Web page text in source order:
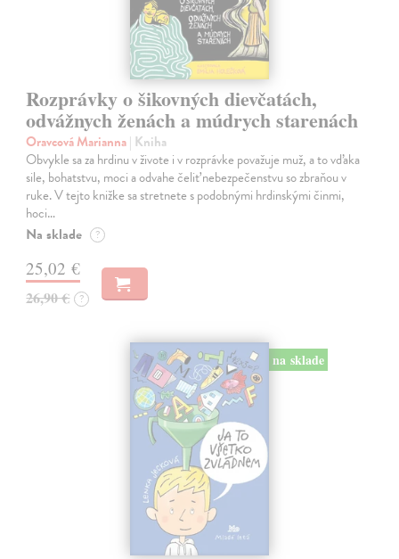
Rozprávky o šikovných dievčatách,
odvážnych ženách a múdrych starenách
Oravcová Marianna| Kniha
Obvykle sa za hrdinu v živote i v rozprávke považuje muž, a to vďaka
sile, bohatstvu, moci a odvahe čeliť nebezpečenstvu so zbraňou v
ruke. V tejto knižke sa stretnete s podobnými hrdinskými činmi,
hoci…
Na sklade ?
25,02 €
26,90 € ?
na sklade